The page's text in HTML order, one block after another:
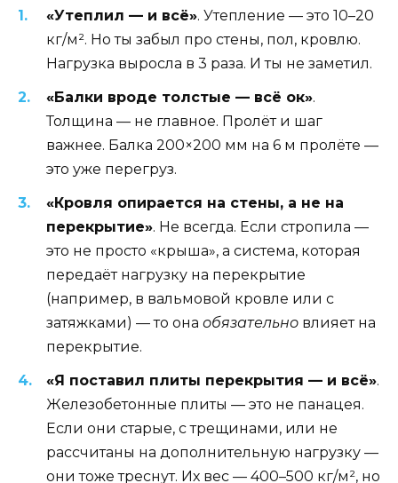
«Утеплил — и всё». Утепление — это 10–20
кг/м². Но ты забыл про стены, пол, кровлю.
Нагрузка выросла в 3 раза. И ты не заметил.
«Балки вроде толстые — всё ок».
Толщина — не главное. Пролёт и шаг
важнее. Балка 200×200 мм на 6 м пролёте —
это уже перегруз.
«Кровля опирается на стены, а не на
перекрытие». Не всегда. Если стропила —
это не просто «крыша», а система, которая
передаёт нагрузку на перекрытие
(например, в вальмовой кровле или с
затяжками) — то она обязательно влияет на
перекрытие.
«Я поставил плиты перекрытия — и всё».
Железобетонные плиты — это не панацея.
Если они старые, с трещинами, или не
рассчитаны на дополнительную нагрузку —
они тоже треснут. Их вес — 400–500 кг/м², но